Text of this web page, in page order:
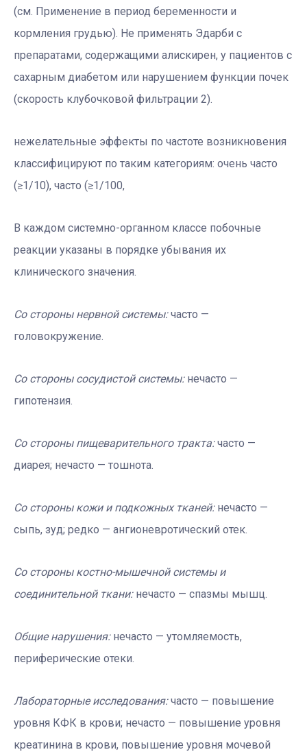
(см. Применение в период беременности и
кормления грудью). Не применять Эдарби с
препаратами, содержащими алискирен, у пациентов с
сахарным диабетом или нарушением функции почек
(скорость клубочковой фильтрации 2).
нежелательные эффекты по частоте возникновения
классифицируют по таким категориям: очень часто
(≥1/10), часто (≥1/100,
В каждом системно-органном классе побочные
реакции указаны в порядке убывания их
клинического значения.
Со стороны нервной системы:часто —
головокружение.
Со стороны сосудистой системы:нечасто —
гипотензия.
Со стороны пищеварительного тракта:часто —
диарея; нечасто — тошнота.
Со стороны кожи и подкожных тканей:нечасто —
сыпь, зуд; редко — ангионевротический отек.
Со стороны костно-мышечной системы и
соединительной ткани:нечасто — спазмы мышц.
Общие нарушения:нечасто — утомляемость,
периферические отеки.
Лабораторные исследования:часто — повышение
уровня КФК в крови; нечасто — повышение уровня
креатинина в крови, повышение уровня мочевой